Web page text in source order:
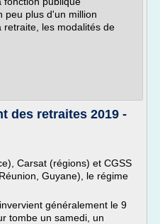
peu plus d'un million
les modalités de
des retraites 2019 -
Carsat (régions) et CGSS
Guyane), le régime
généralement le 9
tombe un samedi, un